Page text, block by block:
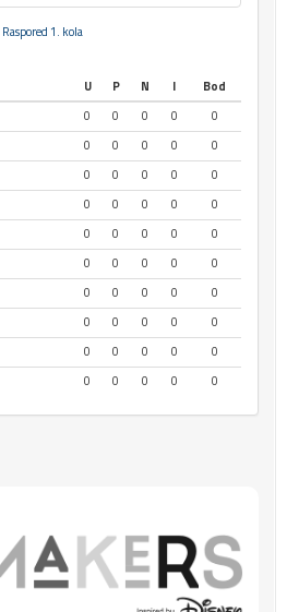
Raspored 1. kola
U P N I
Bod
0 0 0 0
0
0 0 0 0
0
0 0 0 0
0
0 0 0 0
0
0 0 0 0
0
0 0 0 0
0
0 0 0 0
0
0 0 0 0
0
0 0 0 0
0
0 0 0 0 0